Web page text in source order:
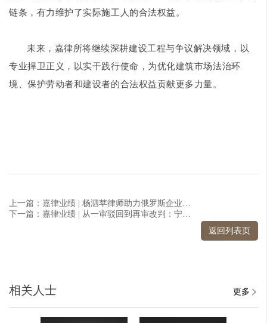
链条，有力维护了实际施工人的合法权益。
未来，嘉律所将继续深耕建设工程与争议解决领域，以
专业捍卫正义，以实干践行使命，为优化建筑市场法治环
境、保护劳动者和建设者的合法权益贡献更多力量。
返回列表页
相关人士 更多